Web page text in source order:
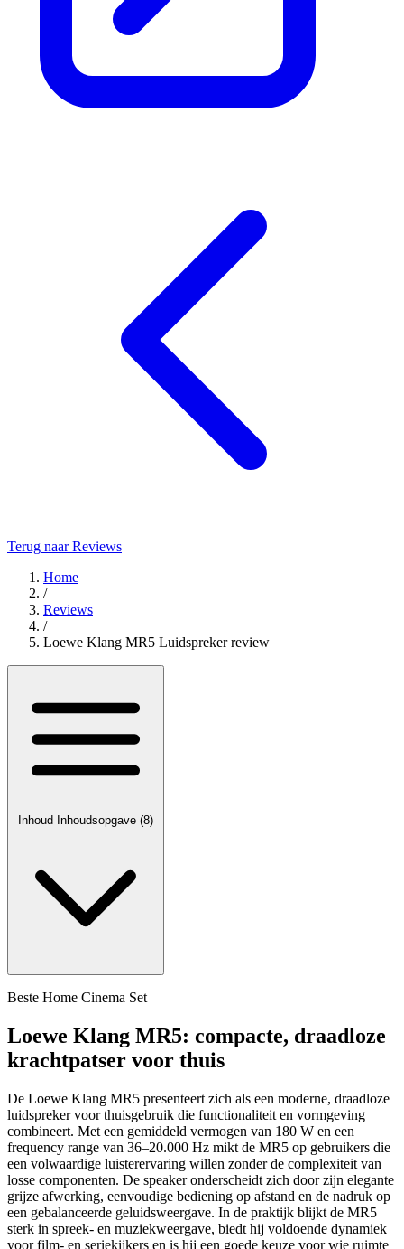
Terug naar Reviews
Home
/
Reviews
/
Loewe Klang MR5 Luidspreker review
Inhoud Inhoudsopgave (8)
Beste Home Cinema Set
Loewe Klang MR5: compacte, draadloze
krachtpatser voor thuis
De Loewe Klang MR5 presenteert zich als een moderne, draadloze
luidspreker voor thuisgebruik die functionaliteit en vormgeving
combineert. Met een gemiddeld vermogen van 180 W en een
frequency range van 36–20.000 Hz mikt de MR5 op gebruikers die
een volwaardige luisterervaring willen zonder de complexiteit van
losse componenten. De speaker onderscheidt zich door zijn elegante
grijze afwerking, eenvoudige bediening op afstand en de nadruk op
een gebalanceerde geluidsweergave. In de praktijk blijkt de MR5
sterk in spreek- en muziekweergave, biedt hij voldoende dynamiek
voor film- en seriekijkers en is hij een goede keuze voor wie ruimte